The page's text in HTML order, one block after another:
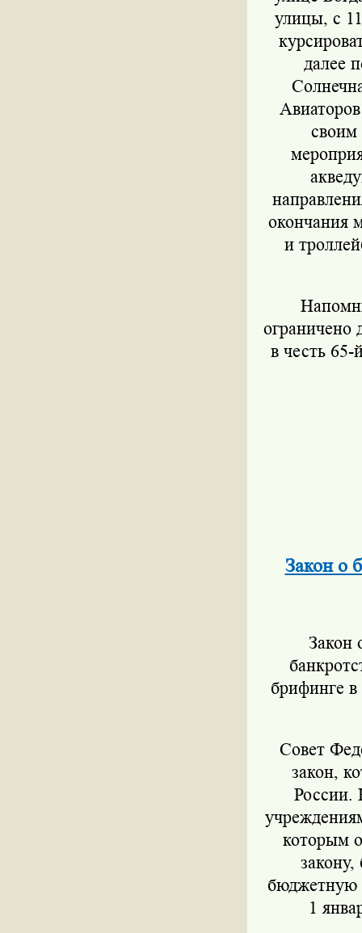
улицы, с
далее
окончания
и
ограничено
в честь
Закон о
Закон
брифинге
Совет
закон,
России.
которым
бюджетную
1